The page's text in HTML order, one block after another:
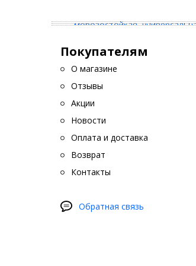
Покупателям
О магазине
Отзывы
Акции
Новости
Оплата и доставка
Возврат
Контакты
Обратная связь